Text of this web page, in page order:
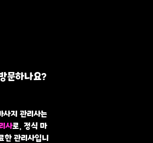
문하나요?
사지 관리사는
사로, 정식 마
한 관리사입니